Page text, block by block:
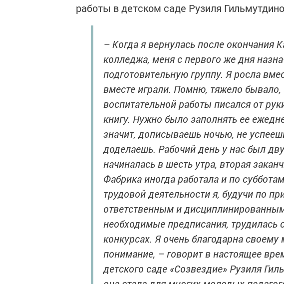
работы в детском саде Рузиля
– Когда я вернулась после окончания
колледжа, меня с первого же дня
подготовительную группу. Я росла
вместе играли. Помню, тяжело
воспитательной работы писался от
книгу. Нужно было заполнять ее
значит, дописываешь ночью, не
доделаешь. Рабочий день у нас был
начиналась в шесть утра, вторая
Фабрика иногда работала и по
трудовой деятельности я, будучи по
ответственным и
необходимые предписания, трудилась
конкурсах. Я очень благодарна
понимание, – говорит в настоящее
детского саде «Созвездие» Рузиля